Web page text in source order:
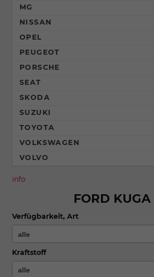
info
FORD KUGA
Verfügbarkeit, Art
Kraftstoff
MG
NISSAN
OPEL
PEUGEOT
PORSCHE
SEAT
SKODA
SUZUKI
TOYOTA
VOLKSWAGEN
VOLVO